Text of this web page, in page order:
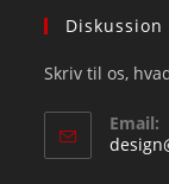
in
new
tab
in
new
Diskussion
Skriv til os,
Email: